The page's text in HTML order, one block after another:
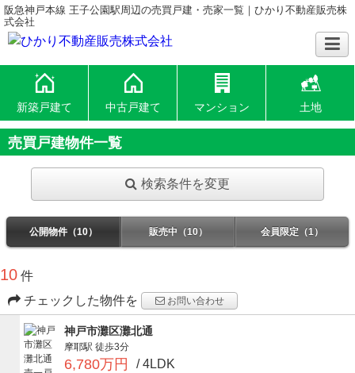
阪急神戸本線 王子公園駅周辺の売買戸建・売家一覧｜ひかり不動産販売株
式会社
新築戸建て 中古戸建て マンション 土地
売買戸建物件一覧
検索条件を変更
公開物件（10） 販売中（10） 会員限定（1）
10 件
チェックした物件を
お問い合わせ
神戸市灘区灘北通
摩耶駅 徒歩3分
6,780万円 / 4LDK